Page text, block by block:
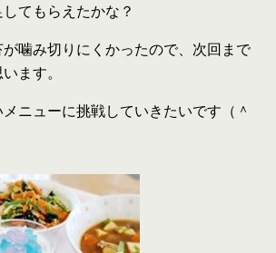
てもらえたかな？
噛み切りにくかったので、次回まで
ます。
ニューに挑戦していきたいです（＾